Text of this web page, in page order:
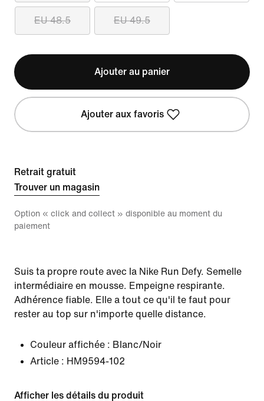
EU 48.5 EU 49.5
Ajouter au panier
Ajouter aux favoris
Retrait gratuit
Trouver un magasin
Option « click and collect » disponible au moment du
paiement
Suis ta propre route avec la Nike Run Defy. Semelle
intermédiaire en mousse. Empeigne respirante.
Adhérence fiable. Elle a tout ce qu'il te faut pour
rester au top sur n'importe quelle distance.
Couleur affichée : Blanc/Noir
Article : HM9594-102
Afficher les détails du produit